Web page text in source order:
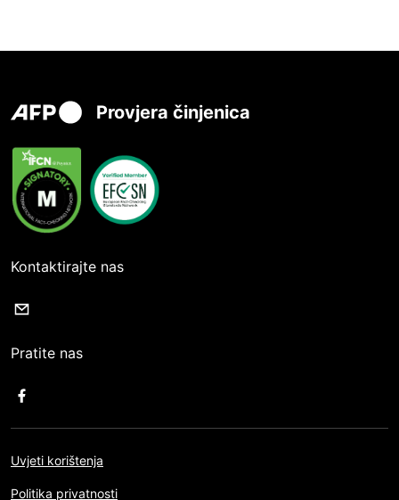
Provjera činjenica
Kontaktirajte nas
Pratite nas
Uvjeti korištenja
Politika privatnosti